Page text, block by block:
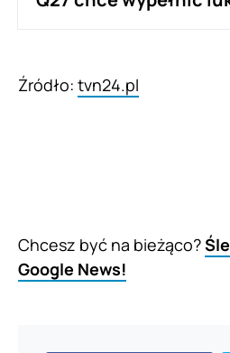
Źródło: tvn24.pl
Chcesz być na bieżąco?
Google News!